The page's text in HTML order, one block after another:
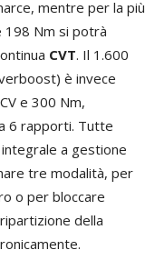
mentre per la più
198 Nm si potrà
CVT. Il 1.600
è invece
e 300 Nm,
6 rapporti. Tutte
a gestione
tre modalità, per
o per bloccare
della